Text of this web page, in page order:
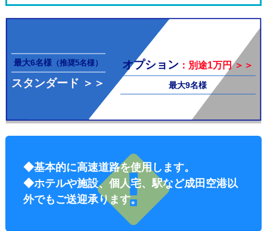
その他料
金
スタンダード ＞＞
最大6名様 （推奨5名様） オプション ：別途1万円 ＞＞
最大9名様
◆基本的に高速道路を使用します。
◆ホテルや施設、個人宅、駅など成田空港以
外でもご送迎承ります。